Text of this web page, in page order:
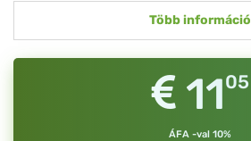
Több információ
1105
ÁFA -val 10%